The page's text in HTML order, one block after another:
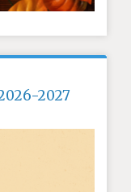
2027